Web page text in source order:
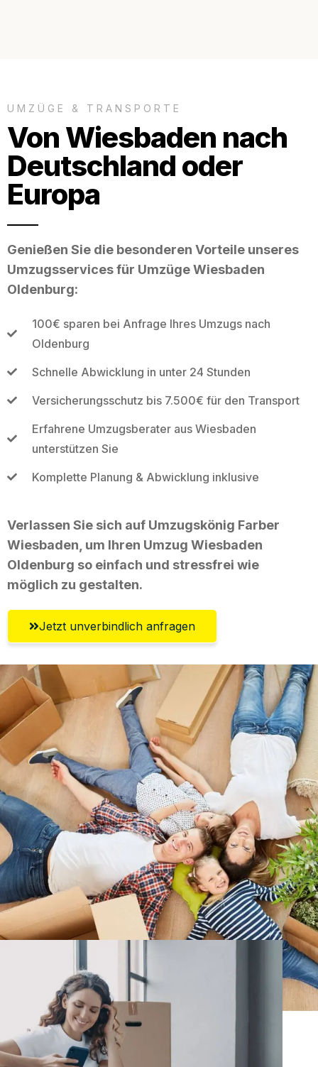
UMZÜGE & TRANSPORTE
Von Wiesbaden nach
Deutschland oder
Europa
Genießen Sie die besonderen Vorteile unseres
Umzugsservices für Umzüge Wiesbaden
Oldenburg:
100€ sparen bei Anfrage Ihres Umzugs nach
Oldenburg
Schnelle Abwicklung in unter 24 Stunden
Versicherungsschutz bis 7.500€ für den Transport
Erfahrene Umzugsberater aus Wiesbaden
unterstützen Sie
Komplette Planung & Abwicklung inklusive
Verlassen Sie sich auf Umzugskönig Farber
Wiesbaden, um Ihren Umzug Wiesbaden
Oldenburg so einfach und stressfrei wie
möglich zu gestalten.
Jetzt unverbindlich anfragen